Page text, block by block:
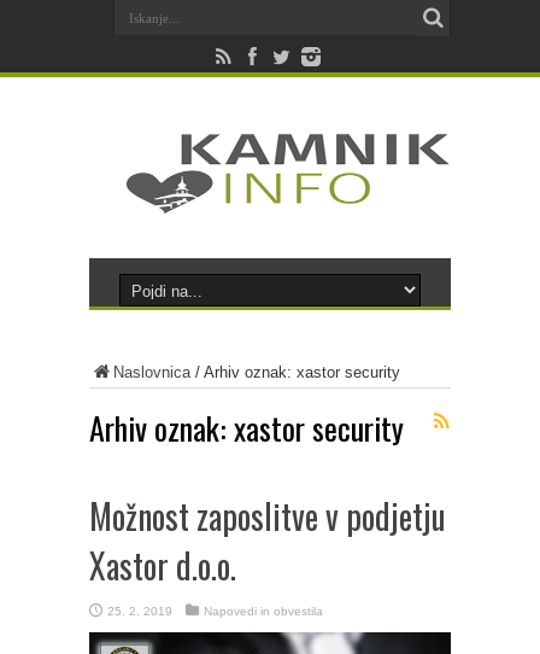
Naslovnica/ Arhiv oznak: xastor security
Arhiv oznak:xastor security
Možnost zaposlitve v podjetju
Xastor d.o.o.
25. 2. 2019 Napovedi in obvestila